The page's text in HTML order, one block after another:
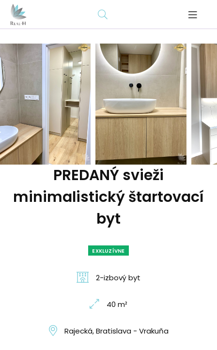
PREDANÝ svieži
minimalistický štartovací
byt
EXKLUZÍVNE
2-izbový byt
40 m²
Rajecká, Bratislava - Vrakuňa